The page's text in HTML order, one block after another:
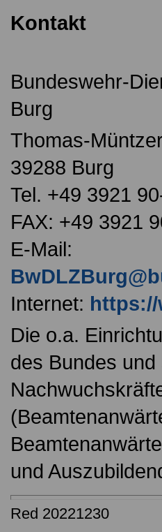
Kontakt
Bundeswehr-
Burg
Thomas-
39288 Burg
Tel. +49 3921
FAX: +49 3921
E-Mail:
Internet: https://
Die o.a.
des Bundes und
und
Red 20221230